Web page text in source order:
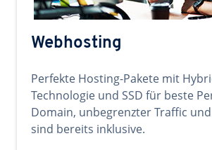
Webhosting
Perfekte Hosting-Pakete mit
Technologie und SSD für beste
Domain, unbegrenzter Traffic
sind bereits inklusive.